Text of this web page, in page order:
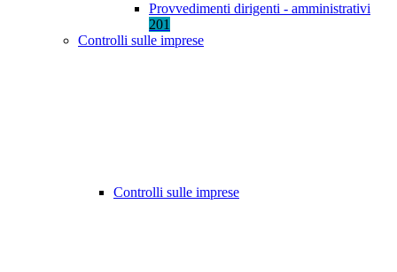
Provvedimenti dirigenti - amministrativi
201
Controlli sulle imprese
Controlli sulle imprese